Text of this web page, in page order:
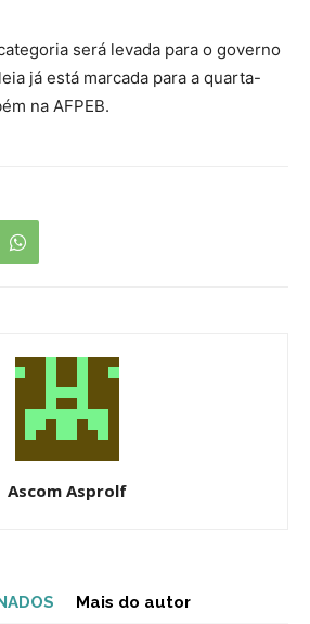
será levada para o governo
já está marcada para a quarta-
na AFPEB.
Ascom Asprolf
Mais do autor